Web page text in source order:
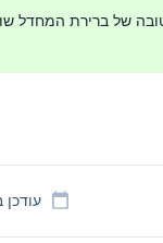
של ברירת המחדל
עודכן